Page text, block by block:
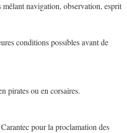
navigation, observation, esprit
conditions possibles avant de
pirates ou en corsaires.
pour la proclamation des